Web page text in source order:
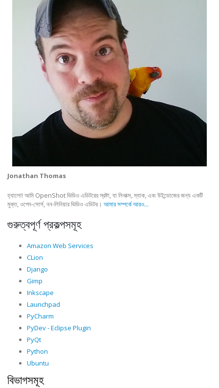
Jonathan Thomas
হ্যালো! আমি OpenShot ভিডিও এডিটরের স্রষ্টা, যা লিনাক্স, ম্যাক, এবং উইন্ডোজের জন্য একটি
মুক্ত, ওপেন-সোর্স, নন-লিনিয়ার ভিডিও এডিটর। আমার সম্পর্কে আরও...
গুরুত্বপূর্ণ প্রকল্পসমূহ
Amazon Web Services
CLion
Django
Gimp
Inkscape
Launchpad
PyCharm
PyDev - Eclipse Plugin
PyQt
Python
Ubuntu
বিভাগসমূহ